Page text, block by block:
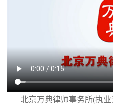
北京万典律师事务所(执业